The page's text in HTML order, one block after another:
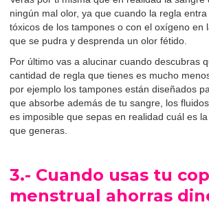
ningún mal olor, ya que cuando la regla
tóxicos de los tampones o con el oxígeno en
que se pudra y desprenda un olor fétido.
Por último vas a alucinar cuando descubras
cantidad de regla que tienes es mucho
por ejemplo los tampones están diseñados
que absorbe además de tu sangre, los
es imposible que sepas en realidad cuál es
que generas.
3.- Cuando usas tu
menstrual ahorras